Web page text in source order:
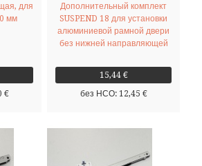
для
мм
€
Дополнительный комплект
SUSPEND 18 для установки
алюминиевой рамной двери
без нижней направляющей
15,44 €
без НСО: 12,45 €